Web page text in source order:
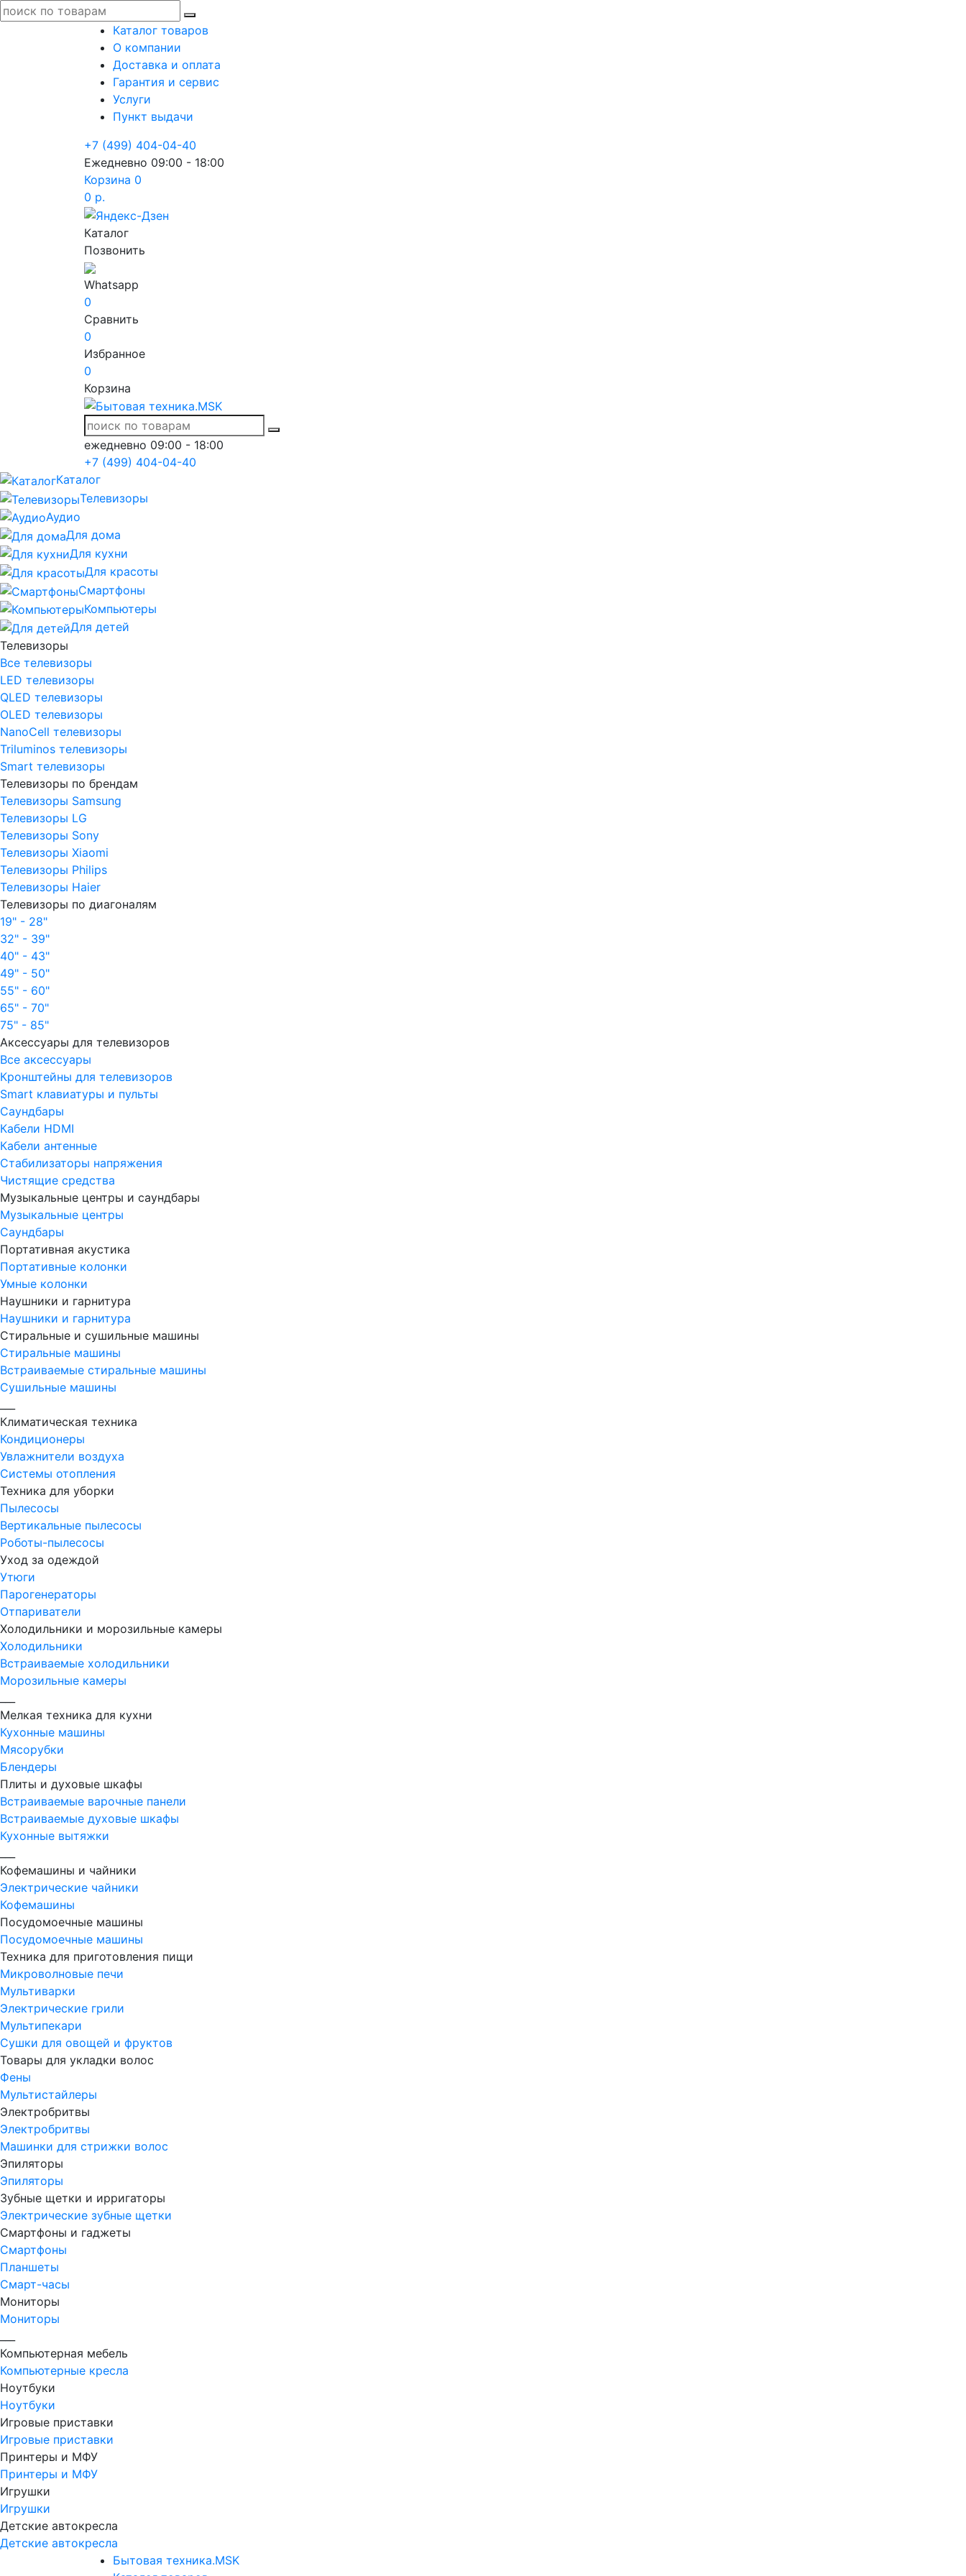
Каталог товаров
О компании
Доставка и оплата
Гарантия и сервис
Услуги
Пункт выдачи
+7 (499) 404-04-40
Ежедневно 09:00 - 18:00
Корзина 0
0 р.
Каталог
Позвонить
Whatsapp
0
Сравнить
0
Избранное
0
Корзина
ежедневно 09:00 - 18:00
+7 (499) 404-04-40
Каталог
Телевизоры
Аудио
Для дома
Для кухни
Для красоты
Смартфоны
Компьютеры
Для детей
Телевизоры
Все телевизоры
LED телевизоры
QLED телевизоры
OLED телевизоры
NanoCell телевизоры
Triluminos телевизоры
Smart телевизоры
Телевизоры по брендам
Телевизоры Samsung
Телевизоры LG
Телевизоры Sony
Телевизоры Xiaomi
Телевизоры Philips
Телевизоры Haier
Телевизоры по диагоналям
19" - 28"
32" - 39"
40" - 43"
49" - 50"
55" - 60"
65" - 70"
75" - 85"
Аксессуары для телевизоров
Все аксессуары
Кронштейны для телевизоров
Smart клавиатуры и пульты
Саундбары
Кабели HDMI
Кабели антенные
Стабилизаторы напряжения
Чистящие средства
Музыкальные центры и саундбары
Музыкальные центры
Саундбары
Портативная акустика
Портативные колонки
Умные колонки
Наушники и гарнитура
Наушники и гарнитура
Стиральные и сушильные машины
Стиральные машины
Встраиваемые стиральные машины
Сушильные машины
Климатическая техника
Кондиционеры
Увлажнители воздуха
Системы отопления
Техника для уборки
Пылесосы
Вертикальные пылесосы
Роботы-пылесосы
Уход за одеждой
Утюги
Парогенераторы
Отпариватели
Холодильники и морозильные камеры
Холодильники
Встраиваемые холодильники
Морозильные камеры
Мелкая техника для кухни
Кухонные машины
Мясорубки
Блендеры
Плиты и духовые шкафы
Встраиваемые варочные панели
Встраиваемые духовые шкафы
Кухонные вытяжки
Кофемашины и чайники
Электрические чайники
Кофемашины
Посудомоечные машины
Посудомоечные машины
Техника для приготовления пищи
Микроволновые печи
Мультиварки
Электрические грили
Мультипекари
Сушки для овощей и фруктов
Товары для укладки волос
Фены
Мультистайлеры
Электробритвы
Электробритвы
Машинки для стрижки волос
Эпиляторы
Эпиляторы
Зубные щетки и ирригаторы
Электрические зубные щетки
Смартфоны и гаджеты
Смартфоны
Планшеты
Смарт-часы
Мониторы
Мониторы
Компьютерная мебель
Компьютерные кресла
Ноутбуки
Ноутбуки
Игровые приставки
Игровые приставки
Принтеры и МФУ
Принтеры и МФУ
Игрушки
Игрушки
Детские автокресла
Детские автокресла
Бытовая техника.MSK